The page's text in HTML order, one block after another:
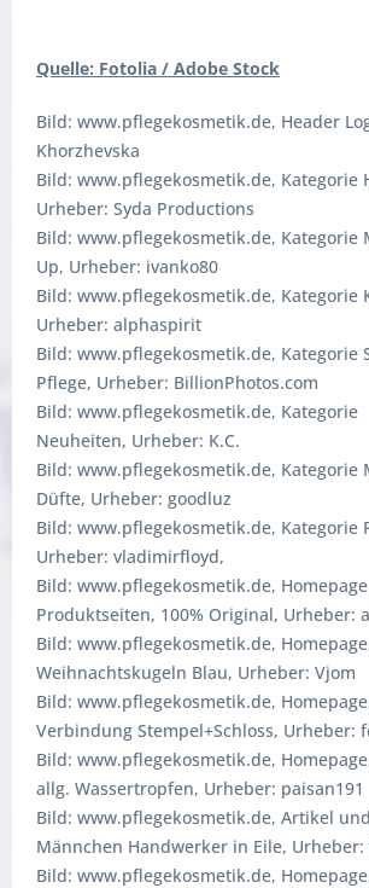
Quelle: Fotolia / Adobe Stock
Bild: www.pflegekosmetik.de, Header
Khorzhevska
Bild: www.pflegekosmetik.de, Kategorie
Urheber: Syda Productions
Bild: www.pflegekosmetik.de, Kategorie
Up, Urheber: ivanko80
Bild: www.pflegekosmetik.de, Kategorie
Urheber: alphaspirit
Bild: www.pflegekosmetik.de, Kategorie
Pflege, Urheber: BillionPhotos.com
Bild: www.pflegekosmetik.de, Kategorie
Neuheiten, Urheber: K.C.
Bild: www.pflegekosmetik.de, Kategorie
Düfte, Urheber: goodluz
Bild: www.pflegekosmetik.de, Kategorie
Urheber: vladimirfloyd,
Bild: www.pflegekosmetik.de,
Produktseiten, 100% Original, Urheber:
Bild: www.pflegekosmetik.de,
Weihnachtskugeln Blau, Urheber: Vjom
Bild: www.pflegekosmetik.de,
Verbindung Stempel+Schloss, Urheber:
Bild: www.pflegekosmetik.de,
allg. Wassertropfen, Urheber: paisan191
Bild: www.pflegekosmetik.de, Artikel
Männchen Handwerker in Eile,
Bild: www.pflegekosmetik.de,